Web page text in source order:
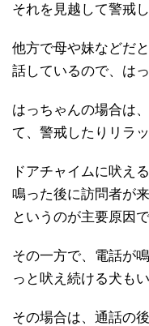
それを見越して警戒
他方で母や妹などだ
話しているので、は
はっちゃんの場合は
て、警戒したりリラ
ドアチャイムに吠え
鳴った後に訪問者が
というのが主要原因で
その一方で、電話が
っと吠え続ける犬もい
その場合は、通話の